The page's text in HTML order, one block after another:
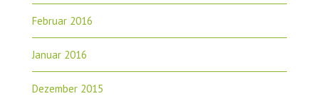
Februar 2016
Januar 2016
Dezember 2015